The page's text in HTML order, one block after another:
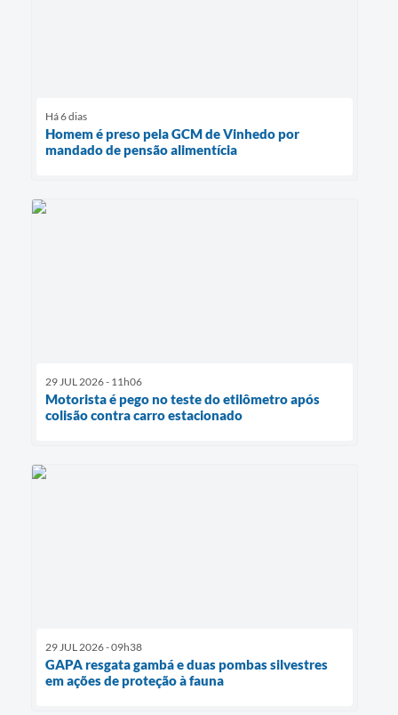
Há 6 dias
Homem é preso pela GCM de Vinhedo por
mandado de pensão alimentícia
29 JUL 2026 - 11h06
Motorista é pego no teste do etilômetro após
colisão contra carro estacionado
29 JUL 2026 - 09h38
GAPA resgata gambá e duas pombas silvestres
em ações de proteção à fauna